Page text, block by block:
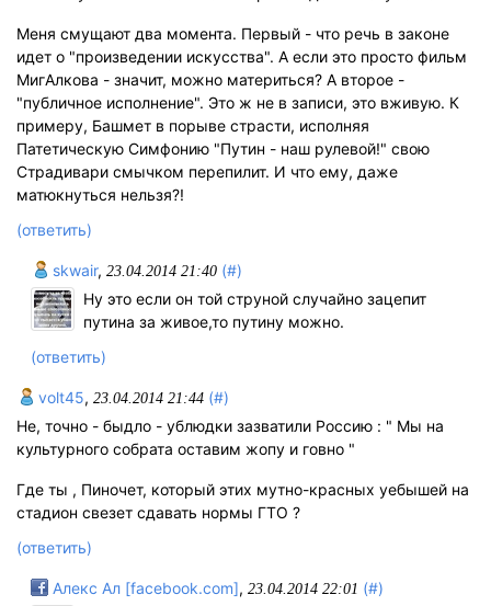
Меня смущают два момента. Первый - что речь в законе
идет о "произведении искусства". А если это просто фильм
МигАлкова - значит, можно материться? А второе -
"публичное исполнение". Это ж не в записи, это вживую. К
примеру, Башмет в порыве страсти, исполняя
Патетическую Симфонию "Путин - наш рулевой!" свою
Страдивари смычком перепилит. И что ему, даже
матюкнуться нельзя?!
(ответить)
skwair, 23.04.2014 21:40 (#)
Ну это если он той струной случайно зацепит
путина за живое,то путину можно.
(ответить)
volt45, 23.04.2014 21:44 (#)
Не, точно - быдло - ублюдки зазватили Россию : " Мы на
культурного собрата оставим жопу и говно "
Где ты , Пиночет, который этих мутно-красных уебышей на
стадион свезет сдавать нормы ГТО ?
(ответить)
Алекс Ал [facebook.com], 23.04.2014 22:01 (#)